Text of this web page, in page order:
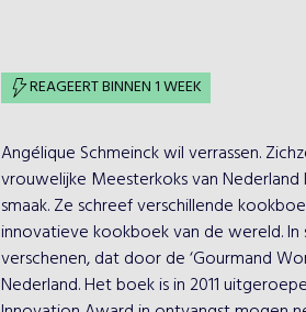
REAGEERT BINNEN 1 WEEK
Angélique Schmeinck wil verrassen.
vrouwelijke Meesterkoks van
smaak. Ze schreef verschillende
innovatieve kookboek van de wereld. In
verschenen, dat door de ‘Gourmand
Nederland. Het boek is in 2011